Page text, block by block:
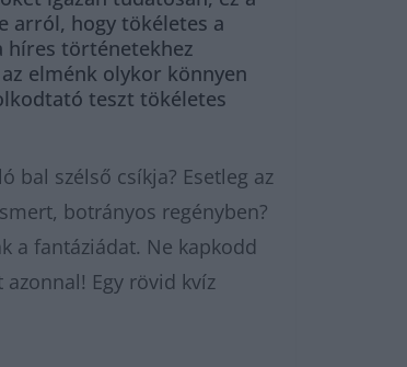
arról, hogy tökéletes a
híres történetekhez
elménk olykor könnyen
teszt tökéletes
bal szélső csíkja? Esetleg az
botrányos regényben?
a fantáziádat. Ne kapkodd
Egy rövid kvíz